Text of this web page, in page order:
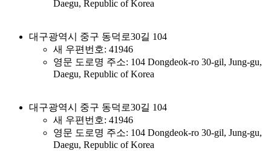
Daegu, Republic of Korea
대구광역시 중구 동덕로30길 104
새 우편번호: 41946
영문 도로명 주소: 104 Dongdeok-ro 30-gil, Jung-gu,
Daegu, Republic of Korea
대구광역시 중구 동덕로30길 104
새 우편번호: 41946
영문 도로명 주소: 104 Dongdeok-ro 30-gil, Jung-gu,
Daegu, Republic of Korea